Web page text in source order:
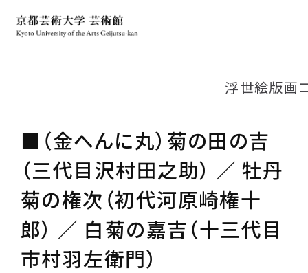
■（金へんに丸）菊の田の吉
（三代目沢村田之助） ／ 牡丹
菊の権次（初代河原崎権十
郎） ／ 白菊の嘉吉（十三代目
市村羽左衛門）
浮世絵版画